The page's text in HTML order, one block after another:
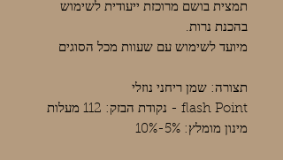
תמצית בושם מרוכזת ייעודית לשימוש
בהכנת נרות.
מיועד לשימוש עם שעוות מכל הסוגים
תצורה: שמן ריחני נוזלי
flash Point - נקודת הבזק: 112 מעלות
מינון מומלץ: 5%-10%